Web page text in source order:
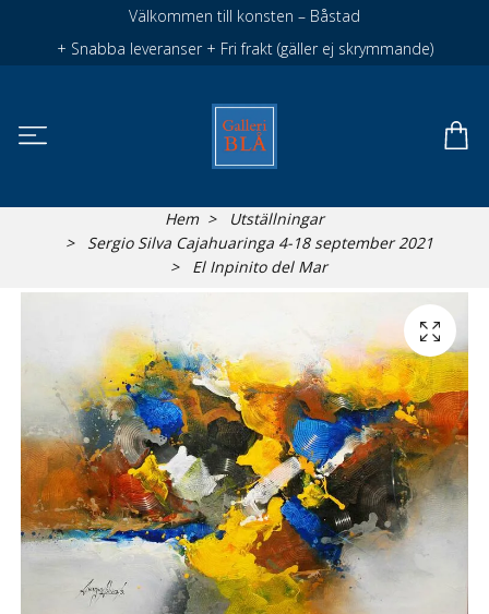
Välkommen till konsten – Båstad
+ Snabba leveranser + Fri frakt (gäller ej skrymmande)
Hem
Utställningar
Sergio Silva Cajahuaringa 4-18 september 2021
El Inpinito del Mar